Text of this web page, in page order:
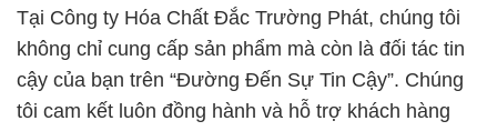
Tại Công ty Hóa Chất Đắc Trường Phát, chúng tôi
không chỉ cung cấp sản phẩm mà còn là đối tác tin
cậy của bạn trên “Đường Đến Sự Tin Cậy”. Chúng
tôi cam kết luôn đồng hành và hỗ trợ khách hàng